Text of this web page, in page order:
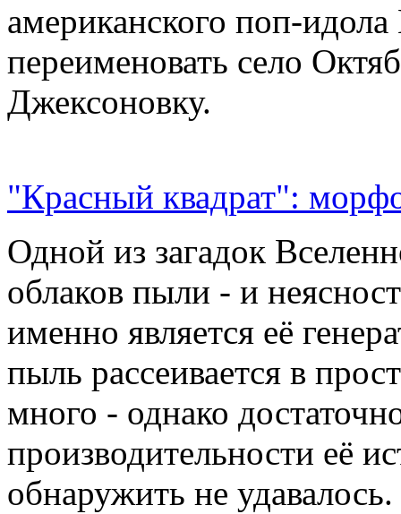
американского поп-
переименовать село
Джексоновку.
"Красный квадрат":
Одной из загадок
облаков пыли - и
именно является её
пыль рассеивается в
много - однако
производительности её
обнаружить не удавалось.